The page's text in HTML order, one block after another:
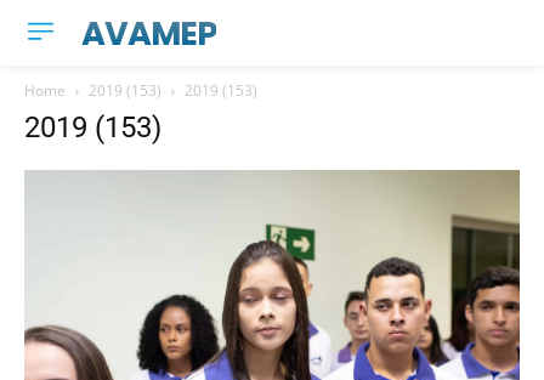
AVAMEP
Home 2019 (153) 2019 (153)
2019 (153)